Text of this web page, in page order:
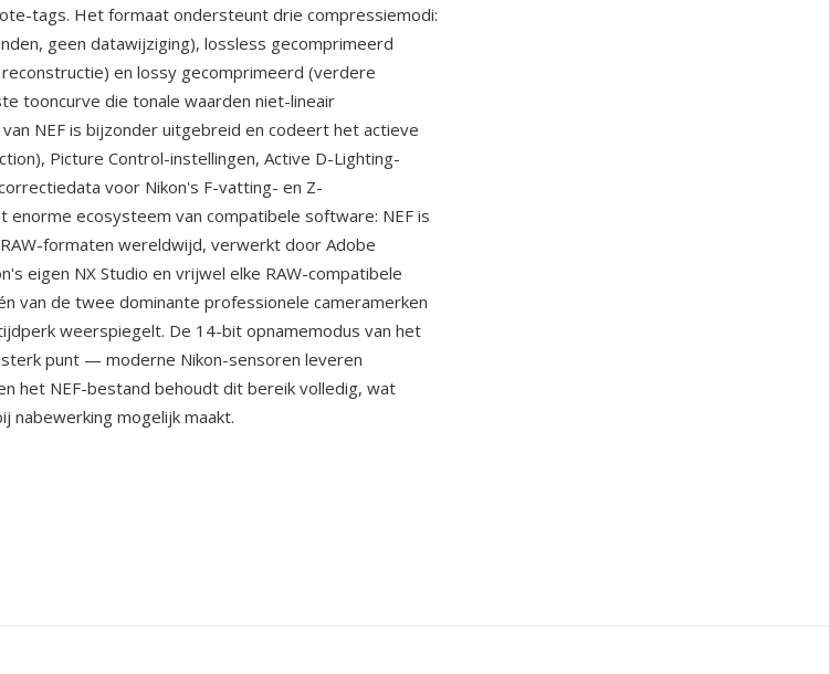
tags. Het formaat ondersteunt drie compressiemodi:
geen datawijziging), lossless gecomprimeerd
en lossy gecomprimeerd (verdere
tooncurve die tonale waarden niet-lineair
NEF is bijzonder uitgebreid en codeert het actieve
Picture Control-instellingen, Active D-Lighting-
voor Nikon's F-vatting- en Z-
enorme ecosysteem van compatibele software: NEF is
formaten wereldwijd, verwerkt door Adobe
eigen NX Studio en vrijwel elke RAW-compatibele
van de twee dominante professionele cameramerken
weerspiegelt. De 14-bit opnamemodus van het
punt — moderne Nikon-sensoren leveren
het NEF-bestand behoudt dit bereik volledig, wat
nabewerking mogelijk maakt.